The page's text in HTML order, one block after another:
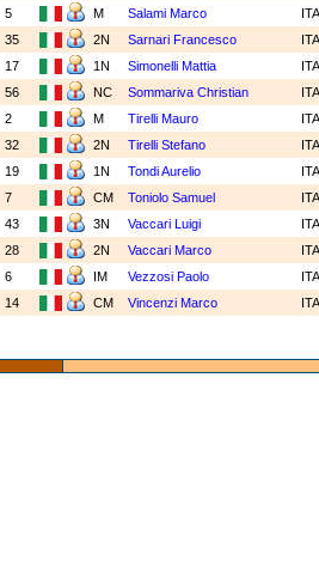
5
M Salami Marco
35
2N Sarnari Francesco
17
1N Simonelli Mattia
56
NC Sommariva Christian
2
M Tirelli Mauro
32
2N Tirelli Stefano
19
1N Tondi Aurelio
7
CM Toniolo Samuel
43
3N Vaccari Luigi
28
2N Vaccari Marco
6
IM Vezzosi Paolo
14
CM Vincenzi Marco